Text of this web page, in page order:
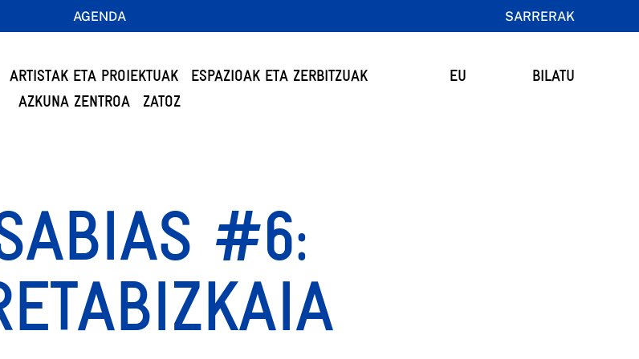
AGENDA SARRERAK
ARTISTAK ETA PROIEKTUAK
ESPAZIOAK ETA ZERBITZUAK
AZKUNA ZENTROA
ZATOZ
EU BILATU
#6: